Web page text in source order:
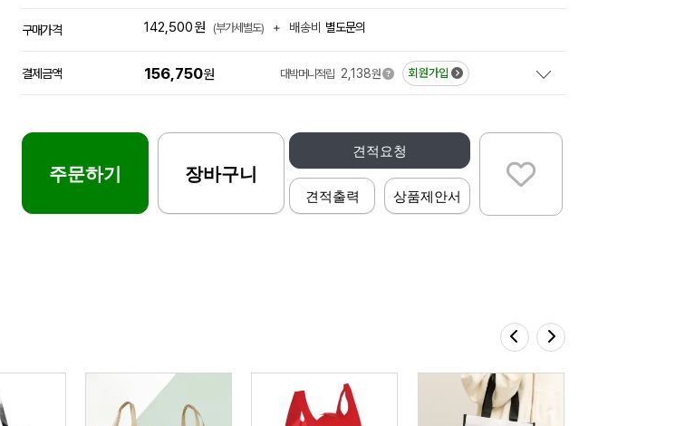
구매가격 142,500원 (부가세별도) + 배송비 별도문의
결제금액 156,750원 대박머니적립 2,138원 회원가입
견적요청
견적출력 상품제안서
주문하기 장바구니